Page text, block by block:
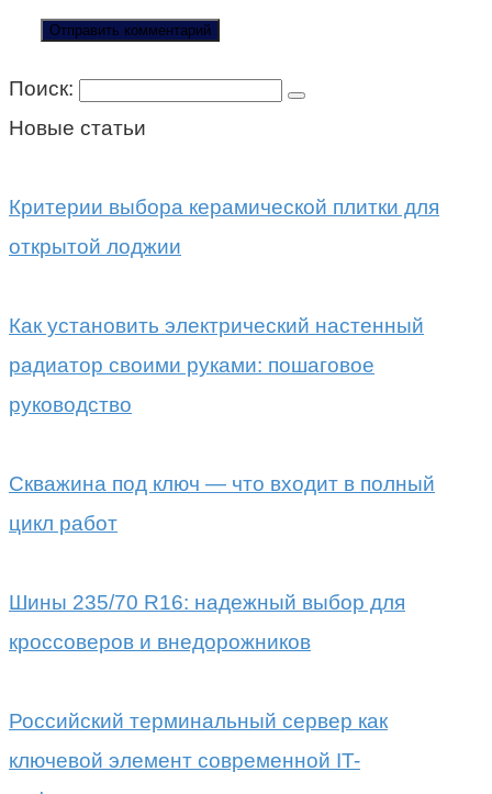
Поиск:
Новые статьи
Критерии выбора керамической плитки для
открытой лоджии
Как установить электрический настенный
радиатор своими руками: пошаговое
руководство
Скважина под ключ — что входит в полный
цикл работ
Шины 235/70 R16: надежный выбор для
кроссоверов и внедорожников
Российский терминальный сервер как
ключевой элемент современной IT-